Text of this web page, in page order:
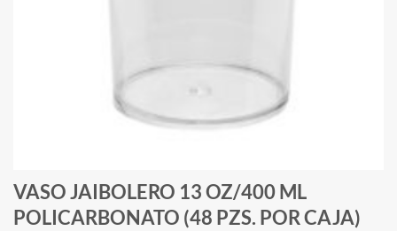
VASO JAIBOLERO 13 OZ/400 ML
POLICARBONATO (48 PZS. POR CAJA)